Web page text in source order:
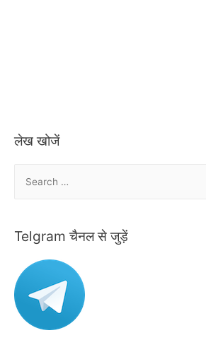
लेख खोजें
r
f
o
Telgram चैनल से जुड़ें